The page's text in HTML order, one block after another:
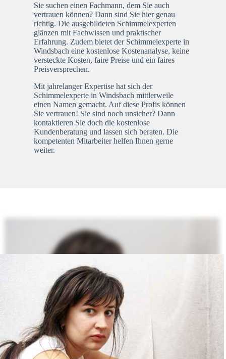
Sie suchen einen Fachmann, dem Sie auch
vertrauen können? Dann sind Sie hier genau
richtig. Die ausgebildeten Schimmelexperten
glänzen mit Fachwissen und praktischer
Erfahrung. Zudem bietet der Schimmelexperte in
Windsbach eine kostenlose Kostenanalyse, keine
versteckte Kosten, faire Preise und ein faires
Preisversprechen.
Mit jahrelanger Expertise hat sich der
Schimmelexperte in Windsbach mittlerweile
einen Namen gemacht. Auf diese Profis können
Sie vertrauen! Sie sind noch unsicher? Dann
kontaktieren Sie doch die kostenlose
Kundenberatung und lassen sich beraten. Die
kompetenten Mitarbeiter helfen Ihnen gerne
weiter.